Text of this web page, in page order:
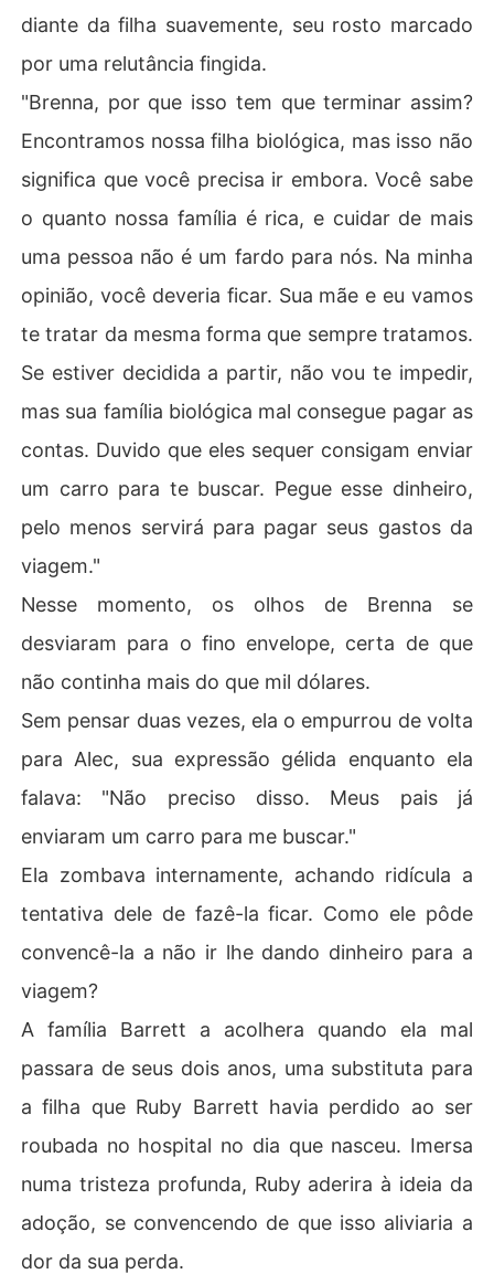
diante da filha suavemente, seu rosto marcado
por uma relutância fingida.
"Brenna, por que isso tem que terminar assim?
Encontramos nossa filha biológica, mas isso não
significa que você precisa ir embora. Você sabe
o quanto nossa família é rica, e cuidar de mais
uma pessoa não é um fardo para nós. Na minha
opinião, você deveria ficar. Sua mãe e eu vamos
te tratar da mesma forma que sempre tratamos.
Se estiver decidida a partir, não vou te impedir,
mas sua família biológica mal consegue pagar as
contas. Duvido que eles sequer consigam enviar
um carro para te buscar. Pegue esse dinheiro,
pelo menos servirá para pagar seus gastos da
viagem."
Nesse momento, os olhos de Brenna se
desviaram para o fino envelope, certa de que
não continha mais do que mil dólares.
Sem pensar duas vezes, ela o empurrou de volta
para Alec, sua expressão gélida enquanto ela
falava: "Não preciso disso. Meus pais já
enviaram um carro para me buscar."
Ela zombava internamente, achando ridícula a
tentativa dele de fazê-la ficar. Como ele pôde
convencê-la a não ir lhe dando dinheiro para a
viagem?
A família Barrett a acolhera quando ela mal
passara de seus dois anos, uma substituta para
a filha que Ruby Barrett havia perdido ao ser
roubada no hospital no dia que nasceu. Imersa
numa tristeza profunda, Ruby aderira à ideia da
adoção, se convencendo de que isso aliviaria a
dor da sua perda.